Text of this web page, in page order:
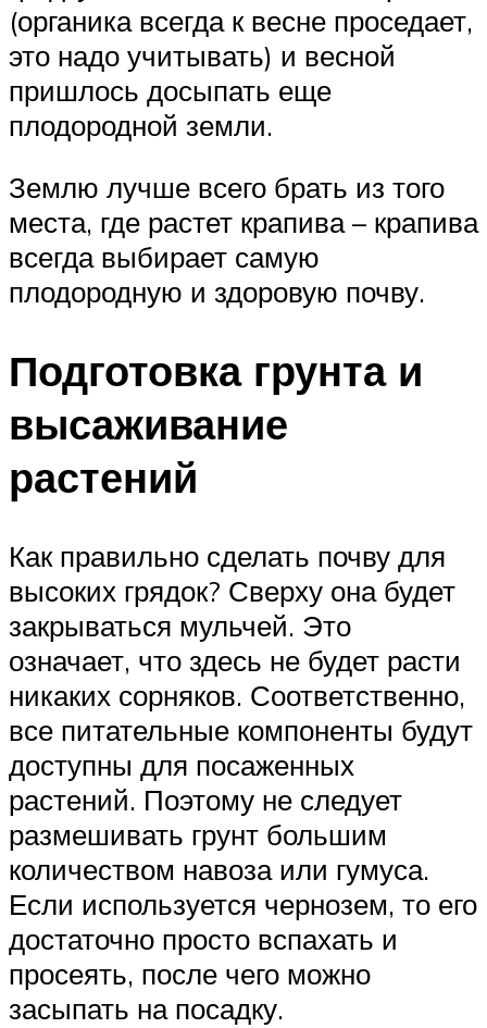
(органика всегда к весне проседает,
это надо учитывать) и весной
пришлось досыпать еще
плодородной земли.
Землю лучше всего брать из того
места, где растет крапива – крапива
всегда выбирает самую
плодородную и здоровую почву.
Подготовка грунта и
высаживание
растений
Как правильно сделать почву для
высоких грядок? Сверху она будет
закрываться мульчей. Это
означает, что здесь не будет расти
никаких сорняков. Соответственно,
все питательные компоненты будут
доступны для посаженных
растений. Поэтому не следует
размешивать грунт большим
количеством навоза или гумуса.
Если используется чернозем, то его
достаточно просто вспахать и
просеять, после чего можно
засыпать на посадку.